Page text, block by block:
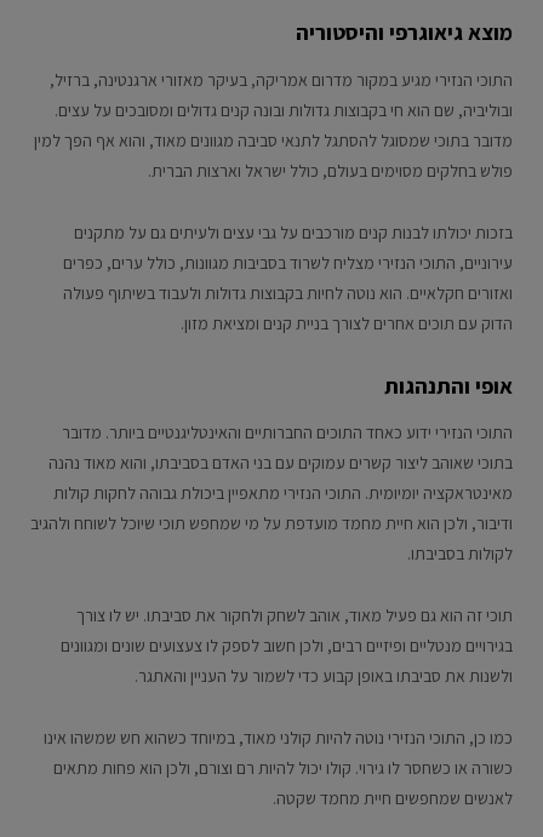
מוצא גיאוגרפי והיסטוריה
התוכי הנזירי מגיע במקור מדרום אמריקה, בעיקר מאזורי ארגנטינה, ברזיל,
ובוליביה, שם הוא חי בקבוצות גדולות ובונה קנים גדולים ומסובכים על עצים.
מדובר בתוכי שמסוגל להסתגל לתנאי סביבה מגוונים מאוד, והוא אף הפך למין
פולש בחלקים מסוימים בעולם, כולל ישראל וארצות הברית.
בזכות יכולתו לבנות קנים מורכבים על גבי עצים ולעיתים גם על מתקנים
עירוניים, התוכי הנזירי מצליח לשרוד בסביבות מגוונות, כולל ערים, כפרים
ואזורים חקלאיים. הוא נוטה לחיות בקבוצות גדולות ולעבוד בשיתוף פעולה
הדוק עם תוכים אחרים לצורך בניית קנים ומציאת מזון.
אופי והתנהגות
התוכי הנזירי ידוע כאחד התוכים החברותיים והאינטליגנטיים ביותר. מדובר
בתוכי שאוהב ליצור קשרים עמוקים עם בני האדם בסביבתו, והוא מאוד נהנה
מאינטראקציה יומיומית. התוכי הנזירי מתאפיין ביכולת גבוהה לחקות קולות
ודיבור, ולכן הוא חיית מחמד מועדפת על מי שמחפש תוכי שיוכל לשוחח ולהגיב
לקולות בסביבתו.
תוכי זה הוא גם פעיל מאוד, אוהב לשחק ולחקור את סביבתו. יש לו צורך
בגירויים מנטליים ופיזיים רבים, ולכן חשוב לספק לו צעצועים שונים ומגוונים
ולשנות את סביבתו באופן קבוע כדי לשמור על העניין והאתגר.
כמו כן, התוכי הנזירי נוטה להיות קולני מאוד, במיוחד כשהוא חש שמשהו אינו
כשורה או כשחסר לו גירוי. קולו יכול להיות רם וצורם, ולכן הוא פחות מתאים
לאנשים שמחפשים חיית מחמד שקטה.